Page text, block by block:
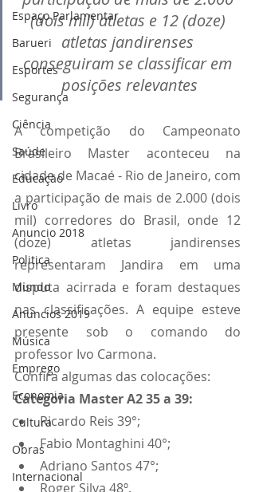
Espaço Parlamentar
Barueri
Esportes
Segurança
Ciência
Saúde
Educação
Livro
Anuncio 2018
Politica
Mundo
Anuncios 2019
Música
Emprego
Economia
Cultura
Obras
Internacional
(dois mil) atletas e 12 (doze)
atletas jandirenses
conseguiram se classificar em
posições relevantes
A competição do Campeonato
Brasileiro Master aconteceu na
cidade de Macaé - Rio de Janeiro, com
a participação de mais de 2.000 (dois
mil) corredores do Brasil, onde 12
(doze) atletas jandirenses
representaram Jandira em uma
disputa acirrada e foram destaques
nas classificações. A equipe esteve
presente sob o comando do
professor Ivo Carmona.
Confira algumas das colocações:
Categoria Master A2 35 a 39:
Ricardo Reis 39°;
Fabio Montaghini 40°;
Adriano Santos 47°;
Roger Silva 48º.